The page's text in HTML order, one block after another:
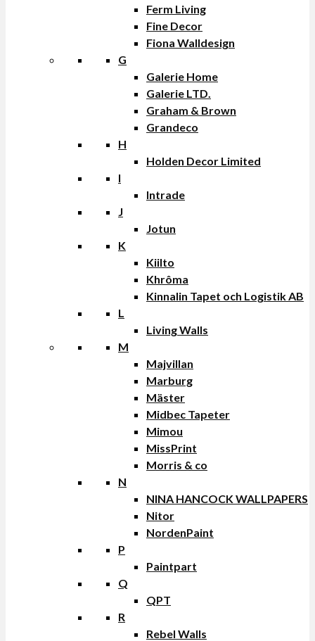
Ferm Living
Fine Decor
Fiona Walldesign
G
Galerie Home
Galerie LTD.
Graham & Brown
Grandeco
H
Holden Decor Limited
I
Intrade
J
Jotun
K
Kiilto
Khrôma
Kinnalin Tapet och Logistik AB
L
Living Walls
M
Majvillan
Marburg
Mäster
Midbec Tapeter
Mimou
MissPrint
Morris & co
N
NINA HANCOCK WALLPAPERS
Nitor
NordenPaint
P
Paintpart
Q
QPT
R
Rebel Walls